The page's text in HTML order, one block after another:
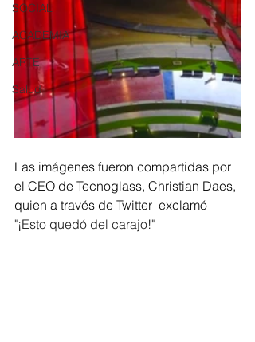
SOCIAL
ACADEMIA
ARTE
Salud
Las imágenes fueron compartidas por
el CEO de Tecnoglass, Christian Daes,
quien a través de Twitter  exclamó
"¡Esto quedó del carajo!"